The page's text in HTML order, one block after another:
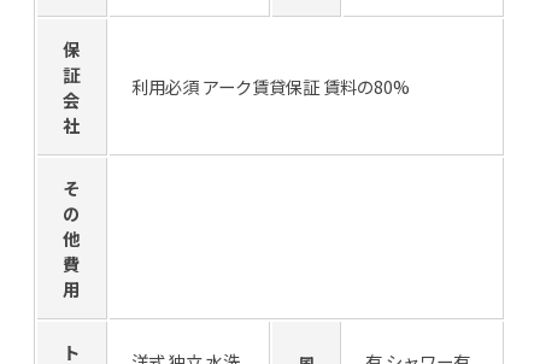
保
証
会
社
利用必須 アーク賃貸保証 賃料の80%
そ
の
他
費
用
ト